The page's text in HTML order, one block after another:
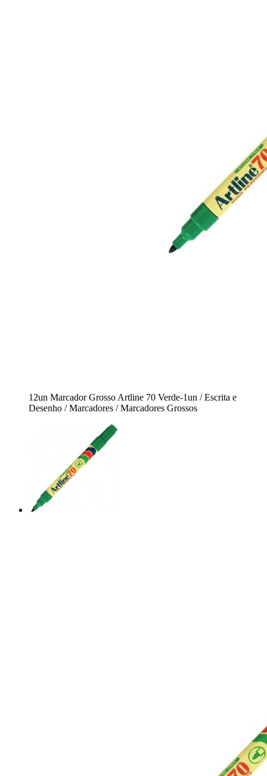
12un Marcador Grosso Artline 70 Verde-1un / Escrita e
Desenho / Marcadores / Marcadores Grossos